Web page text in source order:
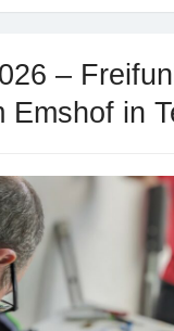
–
Emshof in